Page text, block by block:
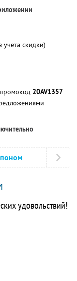
скидки)
20AV1357
удовольствий!